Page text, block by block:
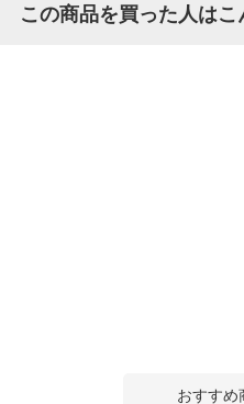
この商品を買った人は
おすすめ